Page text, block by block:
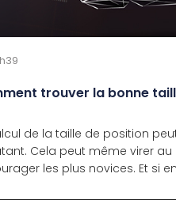
trouver la bonne
de la taille de position
Cela peut même virer
les plus novices. Et si